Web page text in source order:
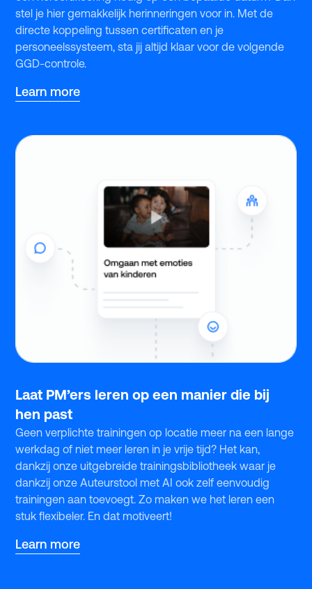
stel je hier gemakkelijk herinneringen voor in. Met de
directe koppeling tussen certificaten en je
personeelssysteem, sta jij altijd klaar voor de volgende
GGD-controle.
Learn more
Laat PM’ers leren op een manier die bij
hen past
Geen verplichte trainingen op locatie meer na een lange
werkdag of niet meer leren in je vrije tijd? Het kan,
dankzij onze uitgebreide trainingsbibliotheek waar je
dankzij onze Auteurstool met AI ook zelf eenvoudig
trainingen aan toevoegt. Zo maken we het leren een
stuk flexibeler. En dat motiveert!
Learn more